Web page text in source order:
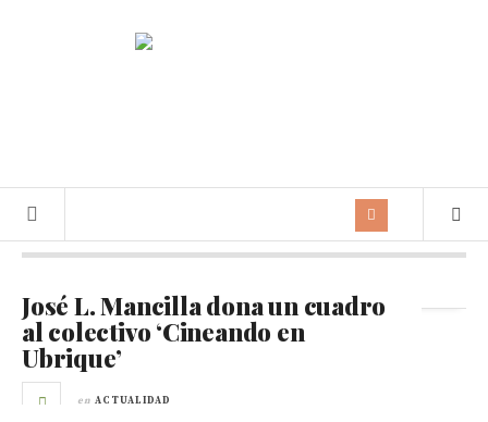
José L. Mancilla dona un cuadro
al colectivo ‘Cineando en
Ubrique’
en ACTUALIDAD